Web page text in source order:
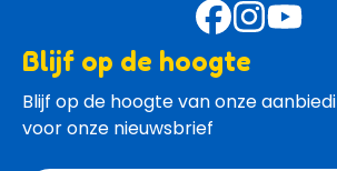
Blijf op de hoogte
Blijf op de hoogte van onze
voor onze nieuwsbrief